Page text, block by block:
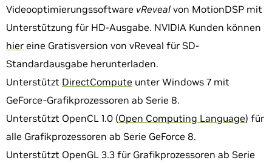
Videooptimierungssoftware vReveal von MotionDSP mit
Unterstützung für HD-Ausgabe. NVIDIA Kunden können
hier eine Gratisversion von vReveal für SD-
Standardausgabe herunterladen.
Unterstützt DirectCompute unter Windows 7 mit
GeForce-Grafikprozessoren ab Serie 8.
Unterstützt OpenCL 1.0 (Open Computing Language) für
alle Grafikprozessoren ab Serie GeForce 8.
Unterstützt OpenGL 3.3 für Grafikprozessoren ab Serie